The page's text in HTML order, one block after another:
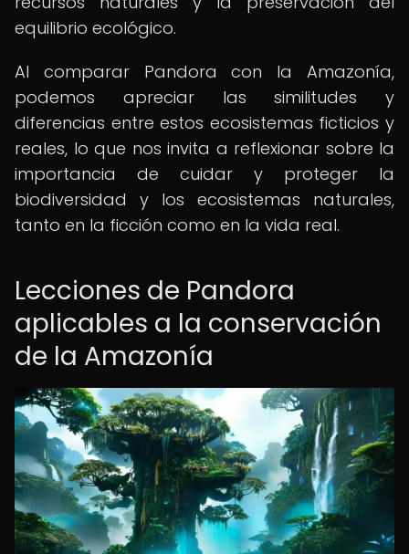
equilibrio ecológico.
Al comparar Pandora con la Amazonía,
podemos apreciar las similitudes y
diferencias entre estos ecosistemas ficticios y
reales, lo que nos invita a reflexionar sobre la
importancia de cuidar y proteger la
biodiversidad y los ecosistemas naturales,
tanto en la ficción como en la vida real.
Lecciones de Pandora
aplicables a la conservación
de la Amazonía